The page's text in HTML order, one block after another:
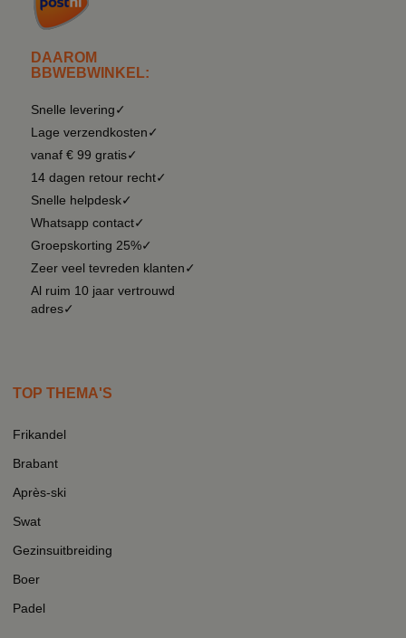
DAAROM
BBWEBWINKEL:
Snelle levering✓
Lage verzendkosten✓
vanaf € 99 gratis✓
14 dagen retour recht✓
Snelle helpdesk✓
Whatsapp contact✓
Groepskorting 25%✓
Zeer veel tevreden klanten✓
Al ruim 10 jaar vertrouwd
adres✓
TOP THEMA'S
Frikandel
Brabant
Après-ski
Swat
Gezinsuitbreiding
Boer
Padel